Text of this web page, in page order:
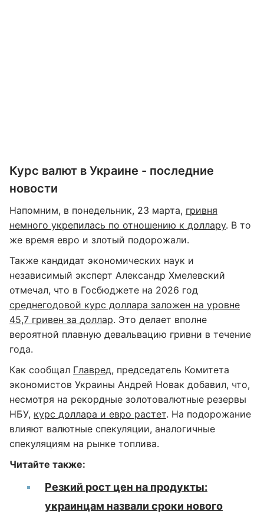
Курс валют в Украине - последние
новости
Напомним, в понедельник, 23 марта, гривня
немного укрепилась по отношению к доллару. В то
же время евро и злотый подорожали.
Также кандидат экономических наук и
независимый эксперт Александр Хмелевский
отмечал, что в Госбюджете на 2026 год
среднегодовой курс доллара заложен на уровне
45,7 гривен за доллар. Это делает вполне
вероятной плавную девальвацию гривни в течение
года.
Как сообщал Главред, председатель Комитета
экономистов Украины Андрей Новак добавил, что,
несмотря на рекордные золотовалютные резервы
НБУ, курс доллара и евро растет. На подорожание
влияют валютные спекуляции, аналогичные
спекуляциям на рынке топлива.
Читайте также:
Резкий рост цен на продукты:
украинцам назвали сроки нового